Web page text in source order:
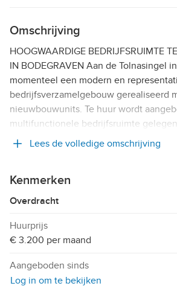
Omschrijving
HOOGWAARDIGE BEDRIJFSRUIMTE
IN BODEGRAVEN Aan de Tolnasingel
momenteel een modern en
bedrijfsverzamelgebouw gerealiseerd
nieuwbouwunits. Te huur wordt
multifunctionele bedrijfsruimte gelegen
Lees de volledige omschrijving
Kenmerken
Overdracht
Huurprijs
€ 3.200 per maand
Aangeboden sinds
Log in om te bekijken